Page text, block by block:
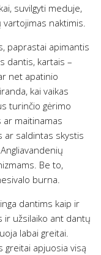
suvilgyti meduje,
naktimis.
paprastai apimantis
dantis, kartais –
net apatinio
kai vaikas
turinčio gėrimo
ar maitinamas
ar saldintas skystis
Be to,
burna.
dantims kaip ir
ir užsilaiko ant dantų
labai greitai.
greitai apjuosia visą